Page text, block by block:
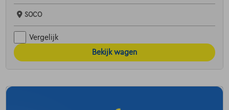
SOCO
Vergelijk
Bekijk wagen